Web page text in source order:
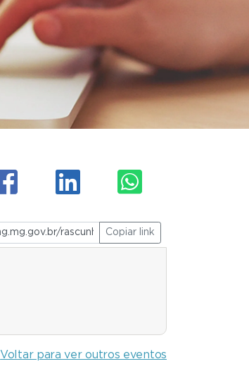
Copiar link
Voltar para ver outros eventos